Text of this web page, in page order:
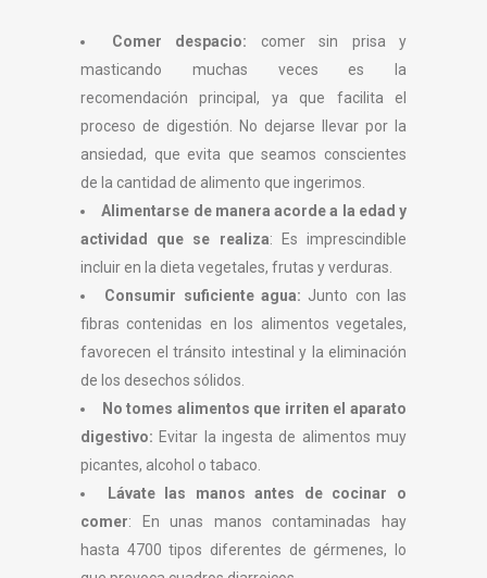
Comer despacio: comer sin prisa y
masticando muchas veces es la
recomendación principal, ya que facilita el
proceso de digestión. No dejarse llevar por la
ansiedad, que evita que seamos conscientes
de la cantidad de alimento que ingerimos.
Alimentarse de manera acorde a la edad y
actividad que se realiza: Es imprescindible
incluir en la dieta vegetales, frutas y verduras.
Consumir suficiente agua: Junto con las
fibras contenidas en los alimentos vegetales,
favorecen el tránsito intestinal y la eliminación
de los desechos sólidos.
No tomes alimentos que irriten el aparato
digestivo: Evitar la ingesta de alimentos muy
picantes, alcohol o tabaco.
Lávate las manos antes de cocinar o
comer: En unas manos contaminadas hay
hasta 4700 tipos diferentes de gérmenes, lo